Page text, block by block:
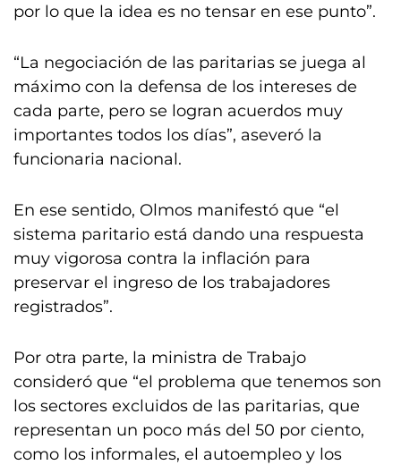
por lo que la idea es no tensar en ese punto”.
“La negociación de las paritarias se juega al
máximo con la defensa de los intereses de
cada parte, pero se logran acuerdos muy
importantes todos los días”, aseveró la
funcionaria nacional.
En ese sentido, Olmos manifestó que “el
sistema paritario está dando una respuesta
muy vigorosa contra la inflación para
preservar el ingreso de los trabajadores
registrados”.
Por otra parte, la ministra de Trabajo
consideró que “el problema que tenemos son
los sectores excluidos de las paritarias, que
representan un poco más del 50 por ciento,
como los informales, el autoempleo y los